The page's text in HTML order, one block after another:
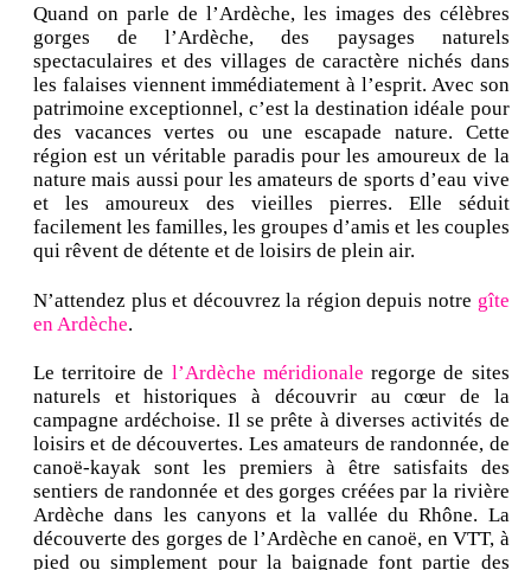
Quand on parle de l’Ardèche, les images des célèbres
gorges de l’Ardèche, des paysages naturels
spectaculaires et des villages de caractère nichés dans
les falaises viennent immédiatement à l’esprit. Avec son
patrimoine exceptionnel, c’est la destination idéale pour
des vacances vertes ou une escapade nature. Cette
région est un véritable paradis pour les amoureux de la
nature mais aussi pour les amateurs de sports d’eau vive
et les amoureux des vieilles pierres. Elle séduit
facilement les familles, les groupes d’amis et les couples
qui rêvent de détente et de loisirs de plein air.
N’attendez plus et découvrez la région depuis notre gîte
en Ardèche.
Le territoire de l’Ardèche méridionale regorge de sites
naturels et historiques à découvrir au cœur de la
campagne ardéchoise. Il se prête à diverses activités de
loisirs et de découvertes. Les amateurs de randonnée, de
canoë-kayak sont les premiers à être satisfaits des
sentiers de randonnée et des gorges créées par la rivière
Ardèche dans les canyons et la vallée du Rhône. La
découverte des gorges de l’Ardèche en canoë, en VTT, à
pied ou simplement pour la baignade font partie des